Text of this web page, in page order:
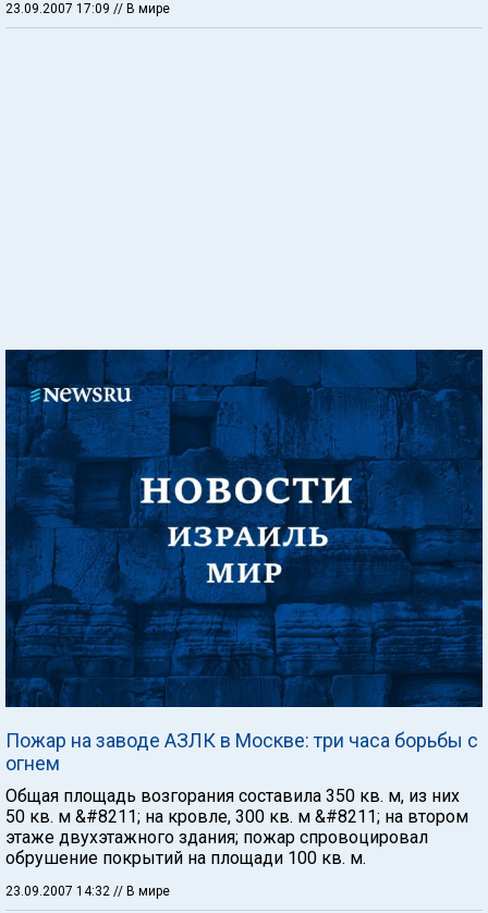
23.09.2007 17:09 // В мире
Пожар на заводе АЗЛК в Москве: три часа борьбы с
огнем
Общая площадь возгорания составила 350 кв. м, из них
50 кв. м &#8211; на кровле, 300 кв. м &#8211; на втором
этаже двухэтажного здания; пожар спровоцировал
обрушение покрытий на площади 100 кв. м.
23.09.2007 14:32 // В мире